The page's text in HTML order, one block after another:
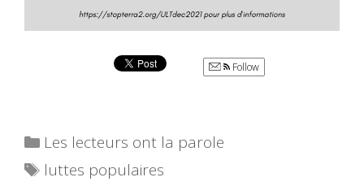
Follow
Catégories
Les lecteurs ont la parole
Étiquettes
luttes populaires